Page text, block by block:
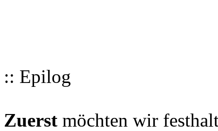
:: Epilog
Zuerst möchten wir